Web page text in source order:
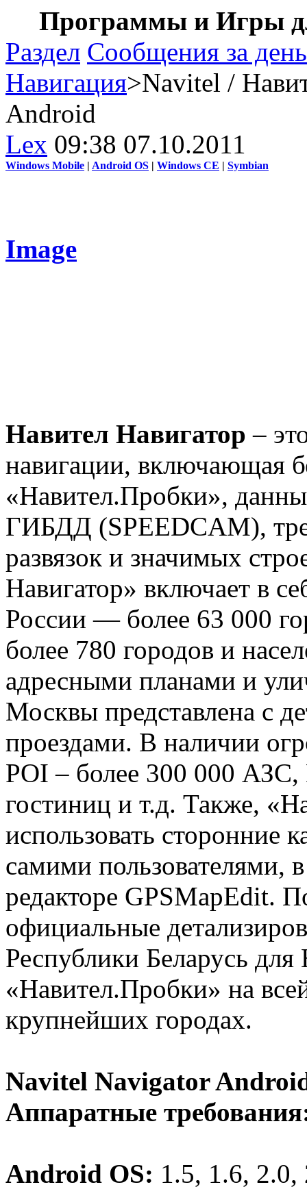
Программы и Игры
Раздел Сообщения за день
Навигация>Navitel /
Android
Lex 09:38 07.10.2011
Windows Mobile | Android OS | Windows CE | Symbian
Image
Навител Навигатор –
навигации, включающая
«Навител.Пробки»,
ГИБДД (SPEEDCAM),
развязок и значимых
Навигатор» включает в
России — более 63 000
более 780 городов и
адресными планами и
Москвы представлена с
проездами. В наличии
POI – более 300 000
гостиниц и т.д. Также,
использовать сторонние
самими пользователями,
редакторе GPSMapEdit.
официальные
Республики Беларусь
«Навител.Пробки» на
крупнейших городах.
Navitel Navigator
Аппаратные
Android OS: 1.5, 1.6,